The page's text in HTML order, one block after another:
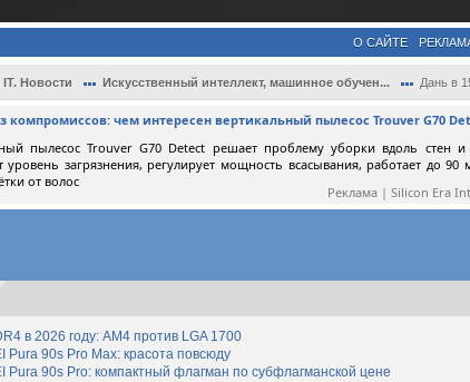
О САЙТЕ
Новости Искусственный интеллект, машинное обучен... Дань в 15 %
компромиссов: чем интересен вертикальный пылесос Trouver G70
пылесос Trouver G70 Detect решает проблему уборки вдоль стен
уровень загрязнения, регулирует мощность всасывания, работает до 90
от волос
Реклама | Silicon Era
в 2026 году: AM4 против LGA 1700
90s Pro Max: красота повсюду
90s Pro: компактный флагман по субфлагманской цене